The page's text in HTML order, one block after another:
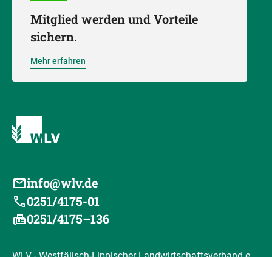
Mitglied werden und Vorteile
sichern.
Mehr erfahren
info@wlv.de
0251/4175-01
0251/4175–136